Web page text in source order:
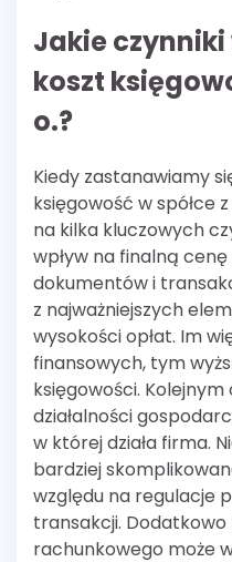
Jakie
koszt
o.?
Kiedy zastanawiamy
księgowość w spółce
na kilka kluczowych
wpływ na finalną cenę
dokumentów i
z najważniejszych
wysokości opłat. Im
finansowych, tym
księgowości.
działalności
w której działa firma.
bardziej
względu na regulacje
transakcji.
rachunkowego może